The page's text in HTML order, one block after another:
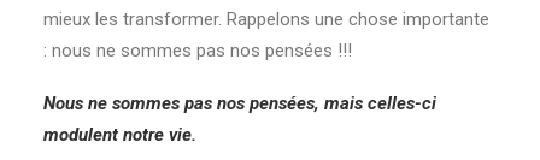
mieux les transformer. Rappelons une chose importante
: nous ne sommes pas nos pensées !!!
Nous ne sommes pas nos pensées, mais celles-ci
modulent notre vie.